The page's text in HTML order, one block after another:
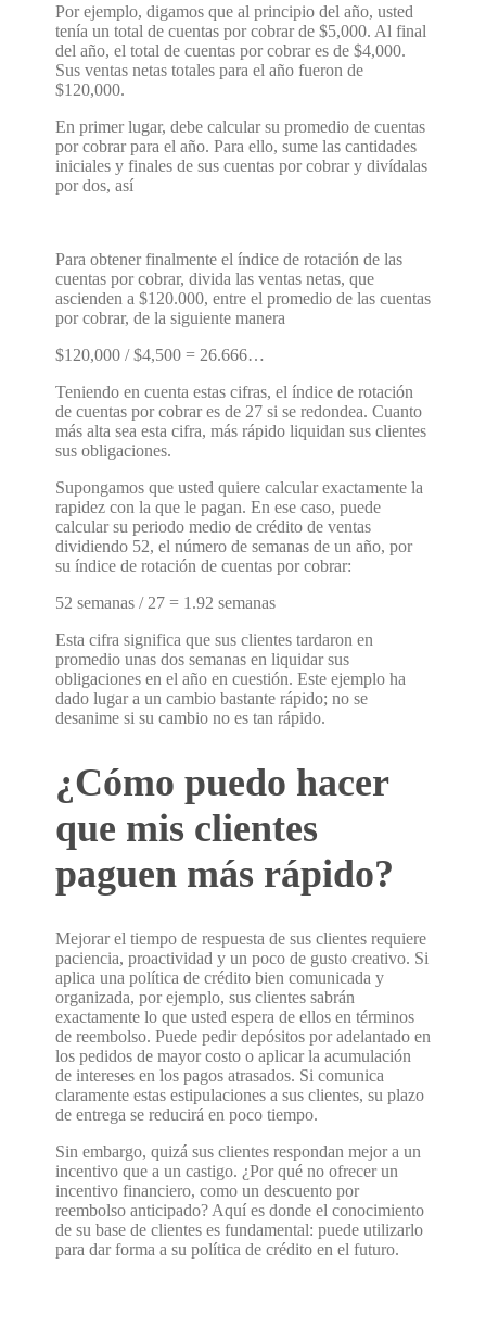
Por ejemplo, digamos que al principio del año, usted
tenía un total de cuentas por cobrar de $5,000. Al final
del año, el total de cuentas por cobrar es de $4,000.
Sus ventas netas totales para el año fueron de
$120,000.
En primer lugar, debe calcular su promedio de cuentas
por cobrar para el año. Para ello, sume las cantidades
iniciales y finales de sus cuentas por cobrar y divídalas
por dos, así
Para obtener finalmente el índice de rotación de las
cuentas por cobrar, divida las ventas netas, que
ascienden a $120.000, entre el promedio de las cuentas
por cobrar, de la siguiente manera
$120,000 / $4,500 = 26.666…
Teniendo en cuenta estas cifras, el índice de rotación
de cuentas por cobrar es de 27 si se redondea. Cuanto
más alta sea esta cifra, más rápido liquidan sus clientes
sus obligaciones.
Supongamos que usted quiere calcular exactamente la
rapidez con la que le pagan. En ese caso, puede
calcular su periodo medio de crédito de ventas
dividiendo 52, el número de semanas de un año, por
su índice de rotación de cuentas por cobrar:
52 semanas / 27 = 1.92 semanas
Esta cifra significa que sus clientes tardaron en
promedio unas dos semanas en liquidar sus
obligaciones en el año en cuestión. Este ejemplo ha
dado lugar a un cambio bastante rápido; no se
desanime si su cambio no es tan rápido.
¿Cómo puedo hacer
que mis clientes
paguen más rápido?
Mejorar el tiempo de respuesta de sus clientes requiere
paciencia, proactividad y un poco de gusto creativo. Si
aplica una política de crédito bien comunicada y
organizada, por ejemplo, sus clientes sabrán
exactamente lo que usted espera de ellos en términos
de reembolso. Puede pedir depósitos por adelantado en
los pedidos de mayor costo o aplicar la acumulación
de intereses en los pagos atrasados. Si comunica
claramente estas estipulaciones a sus clientes, su plazo
de entrega se reducirá en poco tiempo.
Sin embargo, quizá sus clientes respondan mejor a un
incentivo que a un castigo. ¿Por qué no ofrecer un
incentivo financiero, como un descuento por
reembolso anticipado? Aquí es donde el conocimiento
de su base de clientes es fundamental: puede utilizarlo
para dar forma a su política de crédito en el futuro.